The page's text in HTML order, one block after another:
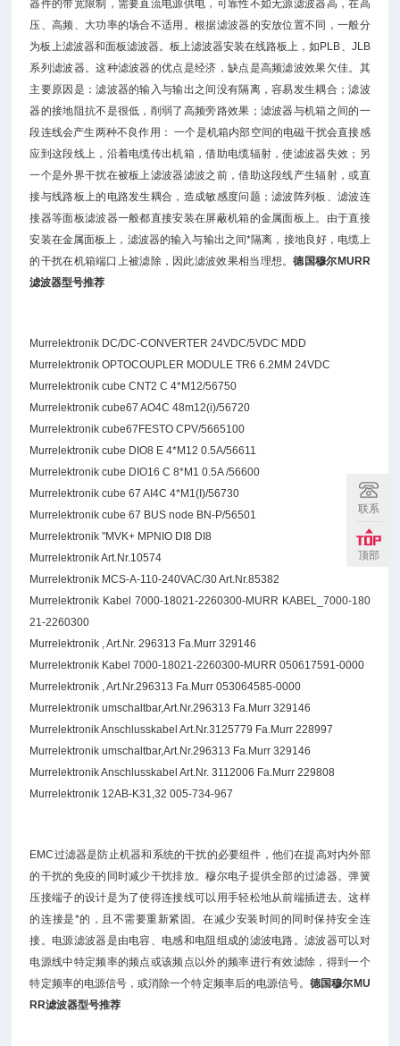
器件的带宽限制，需要直流电源供电，可靠性不如无源滤波器高，在高
压、高频、大功率的场合不适用。根据滤波器的安放位置不同，一般分
为板上滤波器和面板滤波器。板上滤波器安装在线路板上，如PLB、JLB
系列滤波器。这种滤波器的优点是经济，缺点是高频滤波效果欠佳。其
主要原因是：滤波器的输入与输出之间没有隔离，容易发生耦合；滤波
器的接地阻抗不是很低，削弱了高频旁路效果；滤波器与机箱之间的一
段连线会产生两种不良作用： 一个是机箱内部空间的电磁干扰会直接感
应到这段线上，沿着电缆传出机箱，借助电缆辐射，使滤波器失效；另
一个是外界干扰在被板上滤波器滤波之前，借助这段线产生辐射，或直
接与线路板上的电路发生耦合，造成敏感度问题；滤波阵列板、滤波连
接器等面板滤波器一般都直接安装在屏蔽机箱的金属面板上。由于直接
安装在金属面板上，滤波器的输入与输出之间*隔离，接地良好，电缆上
的干扰在机箱端口上被滤除，因此滤波效果相当理想。德国穆尔MURR
滤波器型号推荐
Murrelektronik DC/DC-CONVERTER 24VDC/5VDC MDD
Murrelektronik OPTOCOUPLER MODULE TR6 6.2MM 24VDC
Murrelektronik cube CNT2 C 4*M12/56750
Murrelektronik cube67 AO4C 48m12(i)/56720
Murrelektronik cube67FESTO CPV/5665100
Murrelektronik cube DIO8 E 4*M12 0.5A/56611
Murrelektronik cube DIO16 C 8*M1 0.5A /56600
Murrelektronik cube 67 AI4C 4*M1(I)/56730
Murrelektronik cube 67 BUS node BN-P/56501
Murrelektronik "MVK+ MPNIO DI8 DI8
Murrelektronik Art.Nr.10574
Murrelektronik MCS-A-110-240VAC/30 Art.Nr.85382
Murrelektronik Kabel 7000-18021-2260300-MURR KABEL_7000-180
21-2260300
Murrelektronik , Art.Nr. 296313 Fa.Murr 329146
Murrelektronik Kabel 7000-18021-2260300-MURR 050617591-0000
Murrelektronik , Art.Nr.296313 Fa.Murr 053064585-0000
Murrelektronik umschaltbar,Art.Nr.296313 Fa.Murr 329146
Murrelektronik Anschlusskabel Art.Nr.3125779 Fa.Murr 228997
Murrelektronik umschaltbar,Art.Nr.296313 Fa.Murr 329146
Murrelektronik Anschlusskabel Art.Nr. 3112006 Fa.Murr 229808
Murrelektronik 12AB-K31,32 005-734-967
EMC过滤器是防止机器和系统的干扰的必要组件，他们在提高对内外部
的干扰的免疫的同时减少干扰排放。穆尔电子提供全部的过滤器。弹簧
压接端子的设计是为了使得连接线可以用手轻松地从前端插进去。这样
的连接是*的，且不需要重新紧固。在减少安装时间的同时保持安全连
接。电源滤波器是由电容、电感和电阻组成的滤波电路。滤波器可以对
电源线中特定频率的频点或该频点以外的频率进行有效滤除，得到一个
特定频率的电源信号，或消除一个特定频率后的电源信号。德国穆尔 MU
RR滤波器型号推荐
联系
顶部